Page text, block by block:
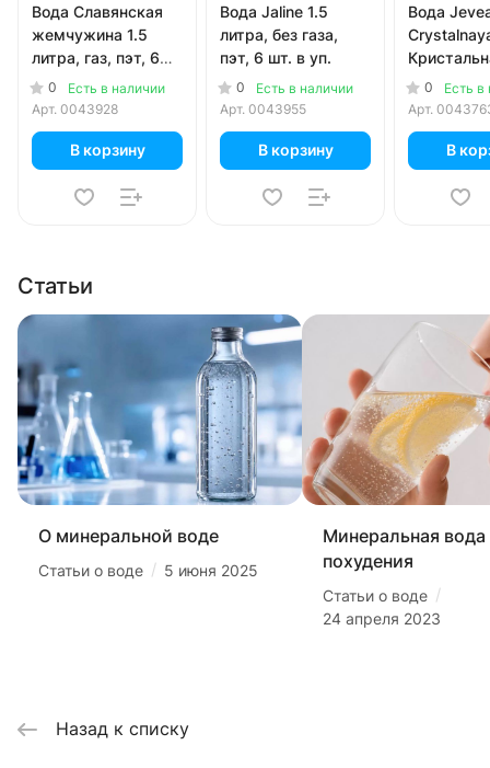
Вода Славянская
жемчужина 1.5
литра, газ, пэт, 6
шт. в уп.
0
Есть в наличии
Арт. 0043928
В корзину
Вода Jaline 1.5
литра, без газа,
пэт, 6 шт. в уп.
0
Есть в наличии
Арт. 0043955
В корзину
Вода
литр, газ,
в уп.
0
Есть в
Арт.
В
Статьи
О минеральной воде
Статьи о воде / 5 июня 2025
Минеральная вода
похудения
Статьи о воде /
24 апреля 2023
Назад к списку